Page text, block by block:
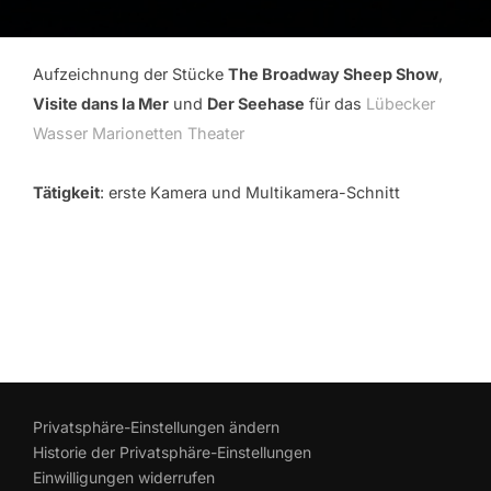
Aufzeichnung der Stücke The Broadway Sheep Show,
Visite dans la Mer und Der Seehase für das Lübecker
Wasser Marionetten Theater
Tätigkeit: erste Kamera und Multikamera-Schnitt
Privatsphäre-Einstellungen ändern
Historie der Privatsphäre-Einstellungen
Einwilligungen widerrufen